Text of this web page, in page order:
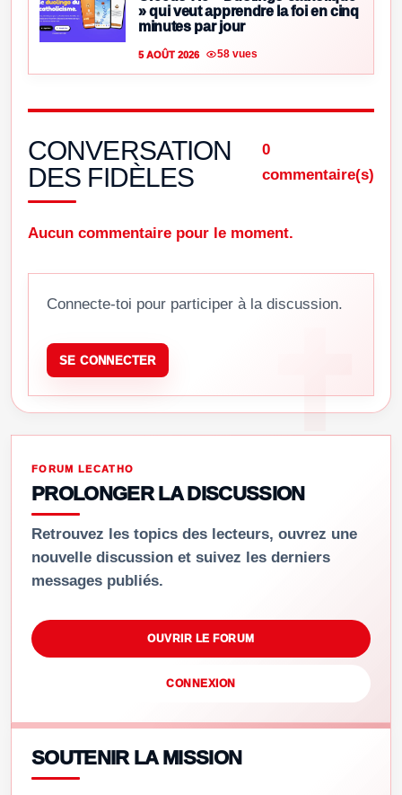
» qui veut apprendre la foi en cinq
minutes par jour
5 AOÛT 2026 58 vues
CONVERSATION
DES FIDÈLES
0
commentaire(s)
Aucun commentaire pour le moment.
Connecte-toi pour participer à la discussion.
SE CONNECTER
FORUM LECATHO
PROLONGER LA DISCUSSION
Retrouvez les topics des lecteurs, ouvrez une
nouvelle discussion et suivez les derniers
messages publiés.
OUVRIR LE FORUM
CONNEXION
SOUTENIR LA MISSION